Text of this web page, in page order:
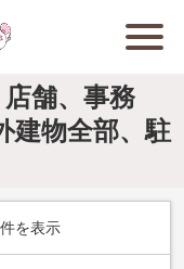
舗、事務
建物全部、駐
件を表示